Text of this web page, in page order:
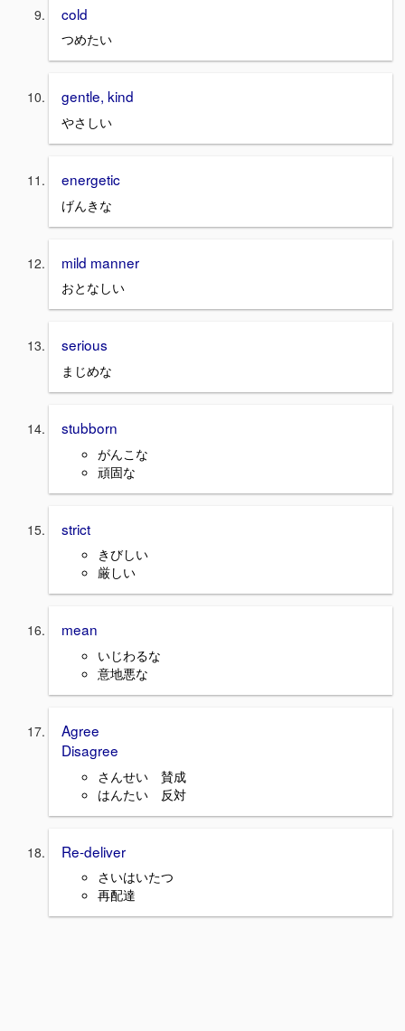
cold
つめたい
gentle, kind
やさしい
energetic
げんきな
mild manner
おとなしい
serious
まじめな
stubborn
がんこな
頑固な
strict
きびしい
厳しい
mean
いじわるな
意地悪な
Agree
Disagree
さんせい 賛成
はんたい 反対
Re-deliver
さいはいたつ
再配達